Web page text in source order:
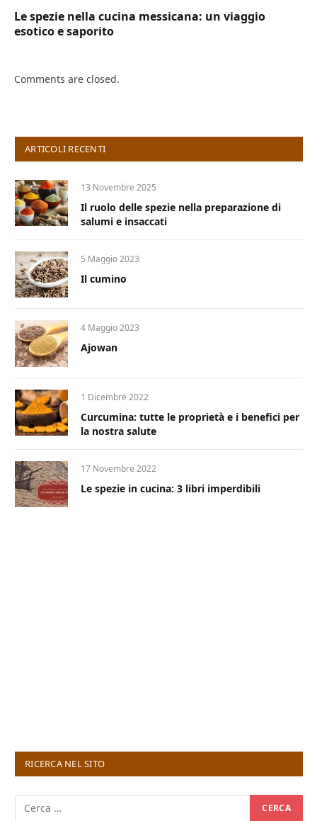
Le spezie nella cucina messicana: un viaggio
esotico e saporito
Comments are closed.
ARTICOLI RECENTI
13 Novembre 2025
Il ruolo delle spezie nella preparazione di
salumi e insaccati
5 Maggio 2023
Il cumino
4 Maggio 2023
Ajowan
1 Dicembre 2022
Curcumina: tutte le proprietà e i benefici per
la nostra salute
17 Novembre 2022
Le spezie in cucina: 3 libri imperdibili
RICERCA NEL SITO